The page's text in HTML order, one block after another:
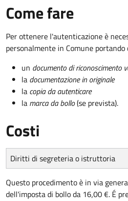
Come fare
Per ottenere l'autenticazione è
personalmente in Comune portando
un documento di riconoscimento
la documentazione in originale
la copia da autenticare
la marca da bollo(se prevista).
Costi
Diritti di segreteria o istruttoria
Questo procedimento è in via
dell'imposta di bollo da 16,00 €. É